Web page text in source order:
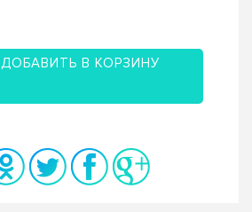
ДОБАВИТЬ В КОРЗИНУ